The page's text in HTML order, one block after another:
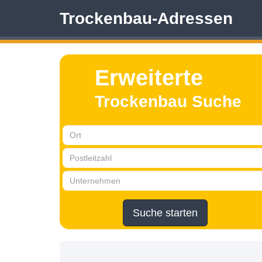
Trockenbau-Adressen
Erweiterte
Trockenbau Suche
Suche starten